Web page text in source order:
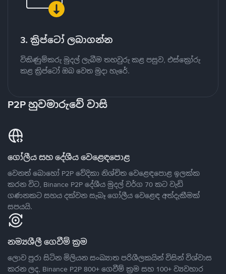
3. ක්‍රිප්ටෝ ලබාගන්න
විකිණුම්කරු මුදල් ලැබීම තහවුරු කළ පසුව, එස්ක්‍රෝරු
කළ ක්‍රිප්ටෝ ඔබ වෙත මුදා හැරේ.
P2P හුවමාරුවේ වාසි
ගෝලීය සහ දේශීය වෙළෙඳපොළ
වෙනත් බොහෝ P2P වේදිකා නිශ්චිත වෙළෙඳපොළ ඉලක්ක
කරන විට, Binance P2P දේශීය මුදල් වර්ග 70 කට වැඩි
ගණනකට සහය දක්වන සැබෑ ගෝලීය වෙළෙඳ අත්දැකීමක්
සපයයි.
නම්‍යශීලී ගෙවීම් ක්‍රම
ලොව පුරා සිටින මිලියන සංඛ්‍යාත පරිශීලකයින් විසින් විශ්වාස
කරන ලද, Binance P2P 800+ ගෙවීම් ක්‍රම සහ 100+ ව්‍යවහාර